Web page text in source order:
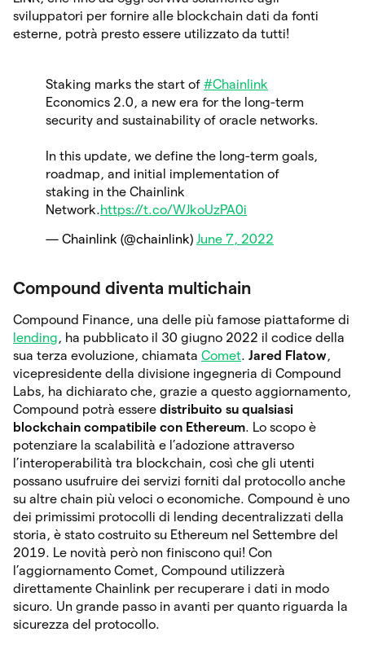
sviluppatori per fornire alle blockchain dati da fonti
esterne, potrà presto essere utilizzato da tutti!
Staking marks the start of #Chainlink
Economics 2.0, a new era for the long-term
security and sustainability of oracle networks.
In this update, we define the long-term goals,
roadmap, and initial implementation of
staking in the Chainlink
Network.https://t.co/WJkoUzPA0i
— Chainlink (@chainlink) June 7, 2022
Compound diventa multichain
Compound Finance, una delle più famose piattaforme di
lending, ha pubblicato il 30 giugno 2022 il codice della
sua terza evoluzione, chiamata Comet. Jared Flatow,
vicepresidente della divisione ingegneria di Compound
Labs, ha dichiarato che, grazie a questo aggiornamento,
Compound potrà essere distribuito su qualsiasi
blockchain compatibile con Ethereum. Lo scopo è
potenziare la scalabilità e l’adozione attraverso
l’interoperabilità tra blockchain, così che gli utenti
possano usufruire dei servizi forniti dal protocollo anche
su altre chain più veloci o economiche. Compound è uno
dei primissimi protocolli di lending decentralizzati della
storia, è stato costruito su Ethereum nel Settembre del
2019. Le novità però non finiscono qui! Con
l’aggiornamento Comet, Compound utilizzerà
direttamente Chainlink per recuperare i dati in modo
sicuro. Un grande passo in avanti per quanto riguarda la
sicurezza del protocollo.